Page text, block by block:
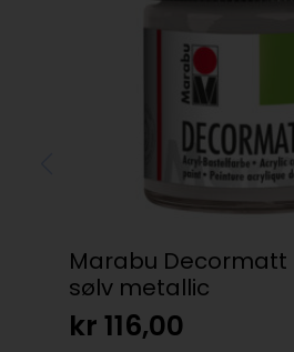
Marabu Decormatt
sølv metallic
kr 116,00